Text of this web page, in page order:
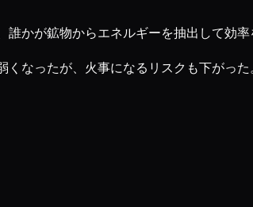
かが鉱物からエネルギーを抽出して効
なったが、火事になるリスクも下がっ